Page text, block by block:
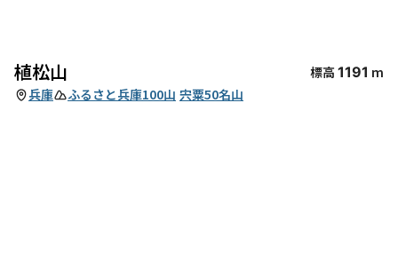
植松山 標高 1191 m
兵庫
ふるさと兵庫100山 宍粟50名山